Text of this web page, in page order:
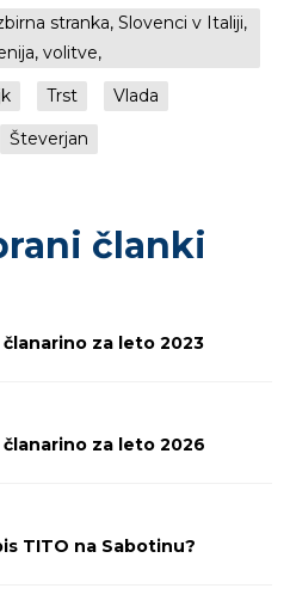
stranka, Slovenci v Italiji,
volitve,
Trst
Vlada
Števerjan
članki
članarino za leto 2023
članarino za leto 2026
TITO na Sabotinu?